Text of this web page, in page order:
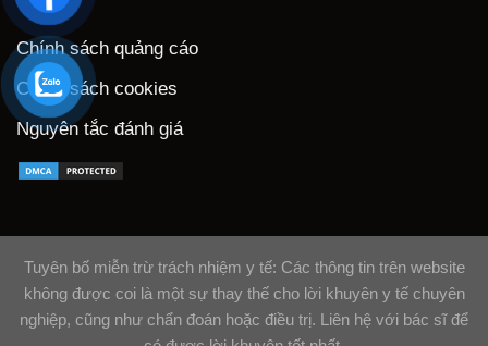
Chính sách quảng cáo
Chính sách cookies
Nguyên tắc đánh giá
Tuyên bố miễn trừ trách nhiệm y tế: Các thông tin trên website
không được coi là một sự thay thế cho lời khuyên y tế chuyên
nghiệp, cũng như chẩn đoán hoặc điều trị. Liên hệ với bác sĩ để